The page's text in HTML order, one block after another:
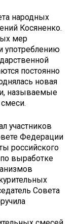
народных
Косяненко.
мер
употреблению
постоянно
новая
называемые
участников
Федерации
российского
выработке
Совета